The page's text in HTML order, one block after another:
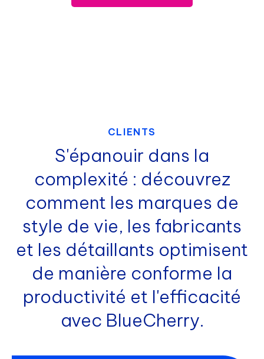
CLIENTS
S'épanouir dans la
complexité : découvrez
comment les marques de
style de vie, les fabricants
et les détaillants optimisent
de manière conforme la
productivité et l'efficacité
avec BlueCherry.